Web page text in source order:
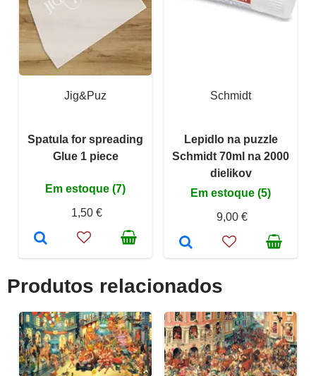
Jig&Puz
Spatula for spreading
Glue 1 piece
Em estoque (7)
1,50 €
Schmidt
Lepidlo na puzzle
Schmidt 70ml na 2000
dielikov
Em estoque (5)
9,00 €
Produtos relacionados